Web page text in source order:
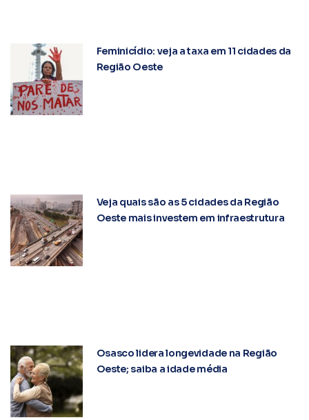
Feminicídio: veja a taxa em 11 cidades da
Região Oeste
Veja quais são as 5 cidades da Região
Oeste mais investem em infraestrutura
Osasco lidera longevidade na Região
Oeste; saiba a idade média